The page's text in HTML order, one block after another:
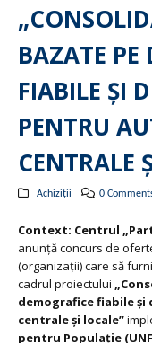
BAZATE PE
FIABILE ȘI
PENTRU
CENTRALE
Achiziții 0
Context: Centrul
anunță concurs de
(organizații) care să
cadrul proiectului
demografice fiabile
centrale și locale”
pentru Populație